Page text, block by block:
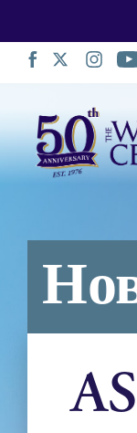
Пропустить
навигацию